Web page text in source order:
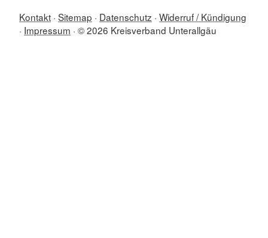
Kontakt Sitemap Datenschutz Widerruf / Kündigung
Impressum © 2026 Kreisverband Unterallgäu